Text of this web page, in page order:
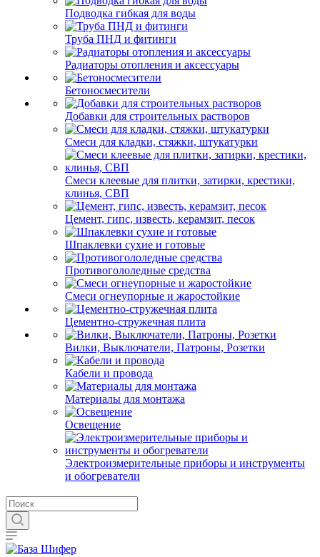
Подводка гибкая для воды
Труба ПНД и фитинги
Радиаторы отопления и аксессуары
Бетоносмесители
Добавки для строительных растворов
Смеси для кладки, стяжки, штукатурки
Смеси клеевые для плитки, затирки, крестики,
клинья, СВП
Цемент, гипс, известь, керамзит, песок
Шпаклевки сухие и готовые
Противогололедные средства
Смеси огнеупорные и жаростойкие
Цементно-стружечная плита
Вилки, Выключатели, Патроны, Розетки
Кабели и провода
Материалы для монтажа
Освещение
Электроизмерительные приборы и инструменты
и обогреватели